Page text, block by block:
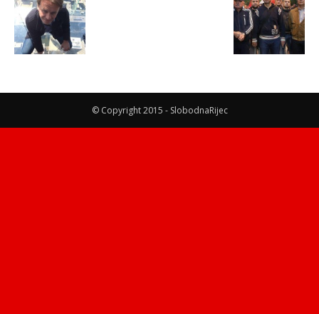
© Copyright 2015 - SlobodnaRijec